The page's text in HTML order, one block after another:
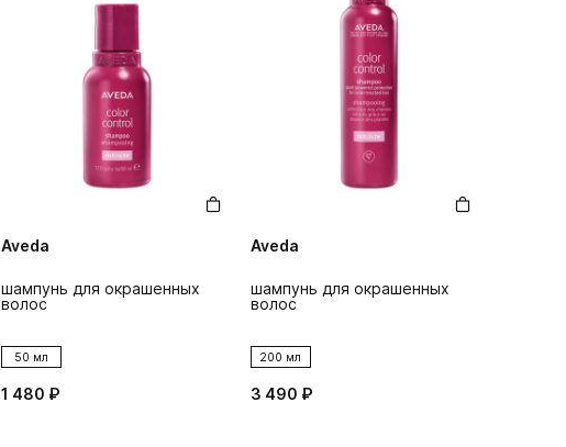
Aveda
шампунь для окрашенных
волос
50 мл
1 480 ₽
Aveda
шампунь для окрашенных
волос
200 мл
3 490 ₽